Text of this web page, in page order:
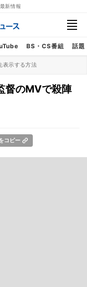
新情報
BS・CS番組 話題
表示する方法
督のMVで殺陣
コピー